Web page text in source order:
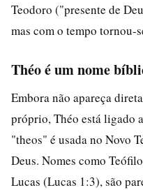
Teodoro ("presente de
mas com o tempo tornou-
Théo é um nome
Embora não apareça
próprio, Théo está ligado
"theos" é usada no Novo
Deus. Nomes como
Lucas (Lucas 1:3), são